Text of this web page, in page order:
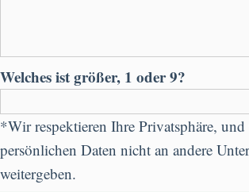
Welches ist größer, 1 oder 9?
*Wir respektieren Ihre Privatsphäre,
persönlichen Daten nicht an andere
weitergeben.